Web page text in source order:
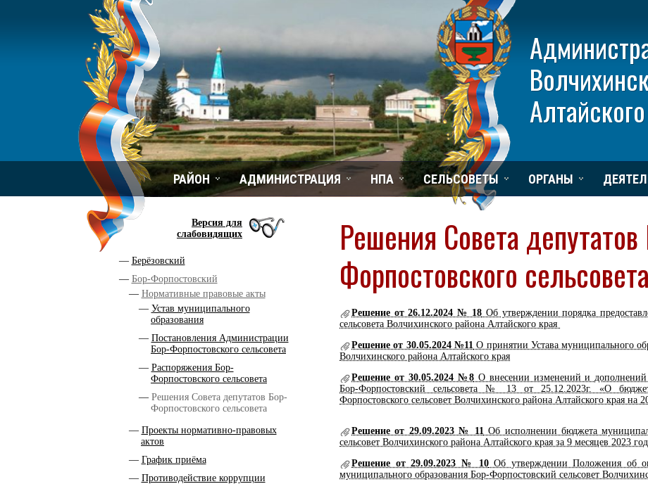
РАЙОН АДМИНИСТРАЦИЯ НПА СЕЛЬСОВЕТЫ ОРГАНЫ
Версия для
слабовидящих
Берёзовский
Бор-Форпостовский
Нормативные правовые акты
Устав муниципального
образования
Постановления Администрации
Бор-Форпостовского сельсовета
Распоряжения Бор-
Форпостовского сельсовета
Решения Совета депутатов Бор-
Форпостовского сельсовета
Проекты нормативно-правовых
актов
График приёма
Противодействие коррупции
Решения Совета
Форпостовского сельсовета
Решение от 26.12.2024 № 18 Об утверждении порядка
сельсовета Волчихинского района Алтайского края
Решение от 30.05.2024 №11 О принятии Устава муниципального
Волчихинского района Алтайского края
Решение от 30.05.2024 №8О внесении изменений и дополнений
Бор-Форпостовский сельсовета № 13 от 25.12.2023г. «О
Форпостовского сельсовет Волчихинского района Алтайского края на
Решение от 29.09.2023 № 11Об исполнении бюджета
сельсовет Волчихинского района Алтайского края за 9 месяцев 2023
Решение от 29.09.2023 № 10Об утверждении Положения об
муниципального образования Бор-Форпостовский сельсовет